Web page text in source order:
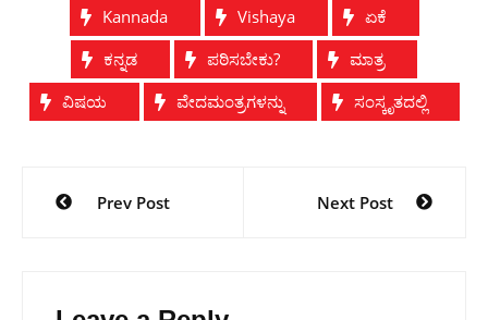
Kannada Vishaya
ಏಕೆ
ಕನ್ನಡ
ಪಠಿಸಬೇಕು?
ಮಾತ್ರ
ವಿಷಯ
ವೇದಮಂತ್ರಗಳನ್ನು ಸಂಸ್ಕೃತದಲ್ಲಿ
Post
navigation
Prev Post Next Post